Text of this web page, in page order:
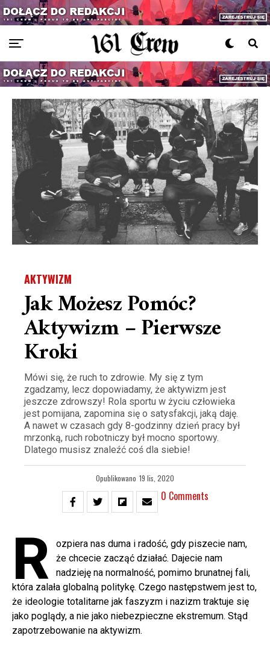
AKTYWIZM
Jak Możesz Pomóc?
Aktywizm – Pierwsze
Kroki
Mówi się, że ruch to zdrowie. My się z tym
zgadzamy, lecz dopowiadamy, że aktywizm jest
jeszcze zdrowszy! Rola sportu w życiu człowieka
jest pomijana, zapomina się o satysfakcji, jaką daję.
A nawet w czasach gdy 8-godzinny dzień pracy był
mrzonką, ruch robotniczy był mocno sportowy.
Dlatego musisz znaleźć coś dla siebie!
Opublikowano 19 lis, 2020
0 Comments
R
ozpiera nas duma i radość, gdy piszecie nam,
że chcecie zacząć działać. Dajecie nam
nadzieję na normalność, pomimo brunatnej fali,
która zalała globalną politykę. Czego następstwem jest to,
że ideologie totalitarne jak faszyzm i nazizm traktuje się
jako poglądy, a nie jako niebezpieczne ekstremum. Stąd
zapotrzebowanie na aktywizm.